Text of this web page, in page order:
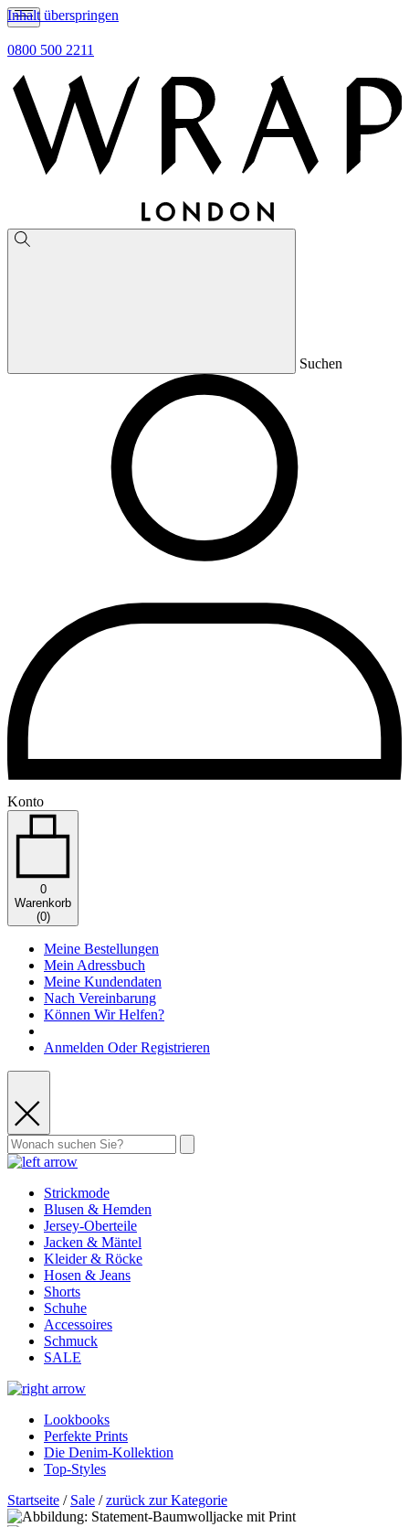
Inhalt überspringen
0800 500 2211
Suchen
Konto
0
Warenkorb
(0)
Meine Bestellungen
Mein Adressbuch
Meine Kundendaten
Nach Vereinbarung
Können Wir Helfen?
Anmelden Oder Registrieren
Strickmode
Blusen & Hemden
Jersey-Oberteile
Jacken & Mäntel
Kleider & Röcke
Hosen & Jeans
Shorts
Schuhe
Accessoires
Schmuck
SALE
Lookbooks
Perfekte Prints
Die Denim-Kollektion
Top-Styles
Startseite / Sale /zurück zur Kategorie